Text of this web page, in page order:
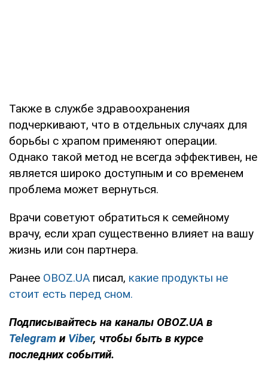
Также в службе здравоохранения
подчеркивают, что в отдельных случаях для
борьбы с храпом применяют операции.
Однако такой метод не всегда эффективен, не
является широко доступным и со временем
проблема может вернуться.
Врачи советуют обратиться к семейному
врачу, если храп существенно влияет на вашу
жизнь или сон партнера.
Ранее OBOZ.UA писал, какие продукты не
стоит есть перед сном.
Подписывайтесь на каналы OBOZ.UA в
Telegram и Viber, чтобы быть в курсе
последних событий.